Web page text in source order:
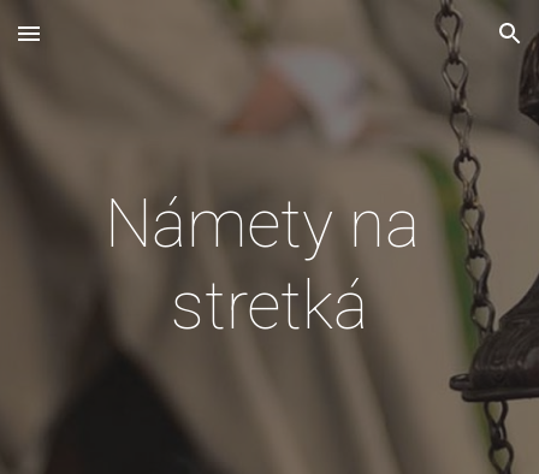
Skip to main content Skip to navigation
Námety na
stretká